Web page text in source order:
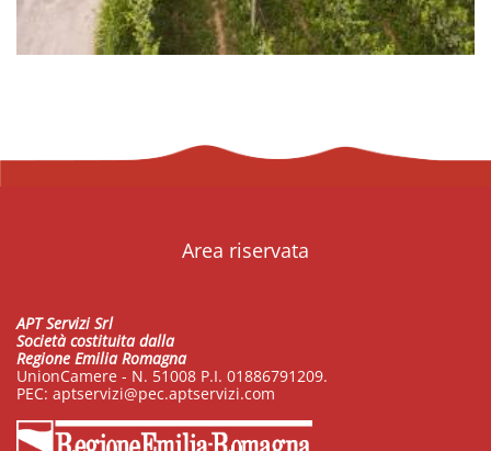
APT Servizi Srl
Società costituita dalla
Regione Emilia Romagna
UnionCamere - N. 51008 P.I. 01886791209.
PEC: aptservizi@pec.aptservizi.com
Area riservata